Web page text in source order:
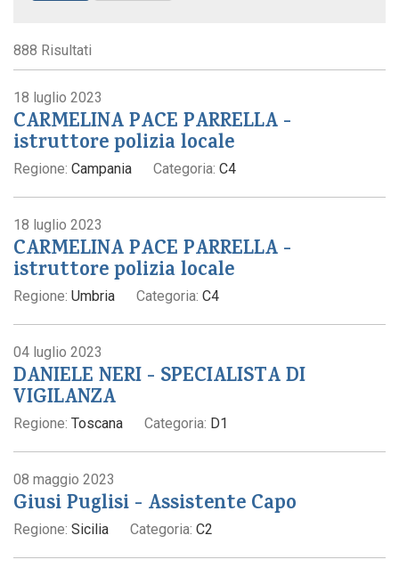
888 Risultati
18 luglio 2023
CARMELINA PACE PARRELLA -
istruttore polizia locale
Regione: Campania Categoria: C4
18 luglio 2023
CARMELINA PACE PARRELLA -
istruttore polizia locale
Regione: Umbria Categoria: C4
04 luglio 2023
DANIELE NERI - SPECIALISTA DI
VIGILANZA
Regione: Toscana Categoria: D1
08 maggio 2023
Giusi Puglisi - Assistente Capo
Regione: Sicilia Categoria: C2